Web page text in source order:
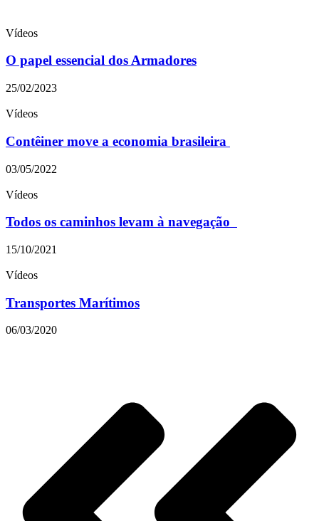
Vídeos
O papel essencial dos Armadores
25/02/2023
Vídeos
Contêiner move a economia brasileira
03/05/2022
Vídeos
Todos os caminhos levam à navegação
15/10/2021
Vídeos
Transportes Marítimos
06/03/2020